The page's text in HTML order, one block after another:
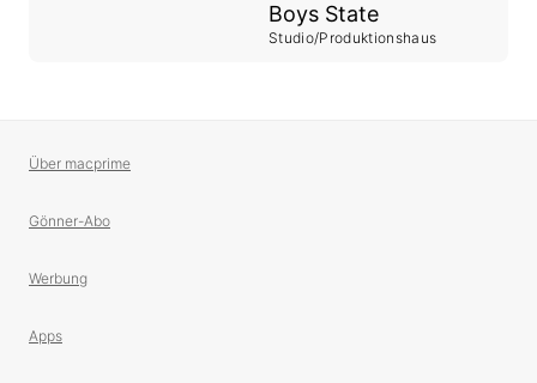
Boys State
Studio/Produktionshaus
Über macprime
Gönner-Abo
Werbung
Apps